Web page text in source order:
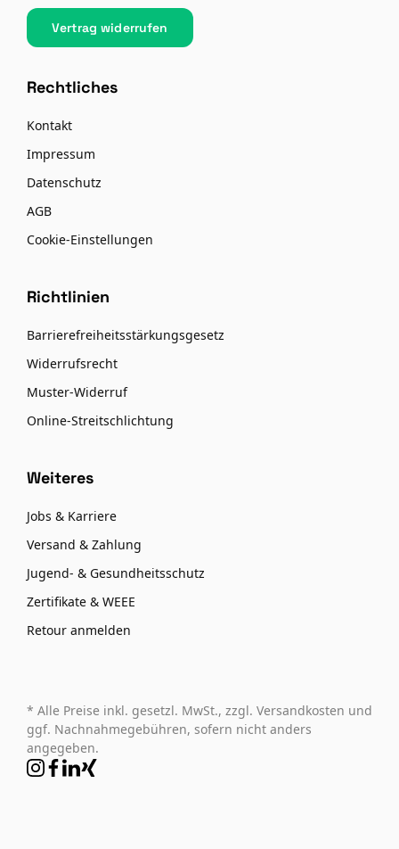
Vertrag widerrufen
Rechtliches
Kontakt
Impressum
Datenschutz
AGB
Cookie-Einstellungen
Richtlinien
Barrierefreiheitsstärkungsgesetz
Widerrufsrecht
Muster-Widerruf
Online-Streitschlichtung
Weiteres
Jobs & Karriere
Versand & Zahlung
Jugend- & Gesundheitsschutz
Zertifikate & WEEE
Retour anmelden
* Alle Preise inkl. gesetzl. MwSt., zzgl. Versandkosten und
ggf. Nachnahmegebühren, sofern nicht anders
angegeben.